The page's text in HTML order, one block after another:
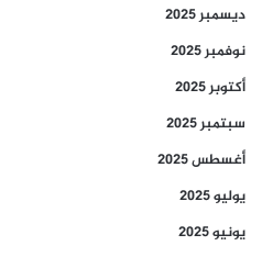
ديسمبر 2025
نوفمبر 2025
أكتوبر 2025
سبتمبر 2025
أغسطس 2025
يوليو 2025
يونيو 2025